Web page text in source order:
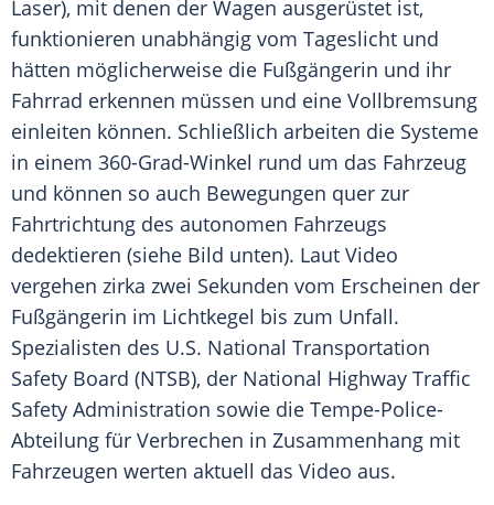
Laser), mit denen der Wagen ausgerüstet ist,
funktionieren unabhängig vom Tageslicht und
hätten möglicherweise die Fußgängerin und ihr
Fahrrad erkennen müssen und eine Vollbremsung
einleiten können. Schließlich arbeiten die Systeme
in einem 360-Grad-Winkel rund um das Fahrzeug
und können so auch Bewegungen quer zur
Fahrtrichtung des autonomen Fahrzeugs
dedektieren (siehe Bild unten). Laut Video
vergehen zirka zwei Sekunden vom Erscheinen der
Fußgängerin im Lichtkegel bis zum Unfall.
Spezialisten des U.S. National Transportation
Safety Board (NTSB), der National Highway Traffic
Safety Administration sowie die Tempe-Police-
Abteilung für Verbrechen in Zusammenhang mit
Fahrzeugen werten aktuell das Video aus.